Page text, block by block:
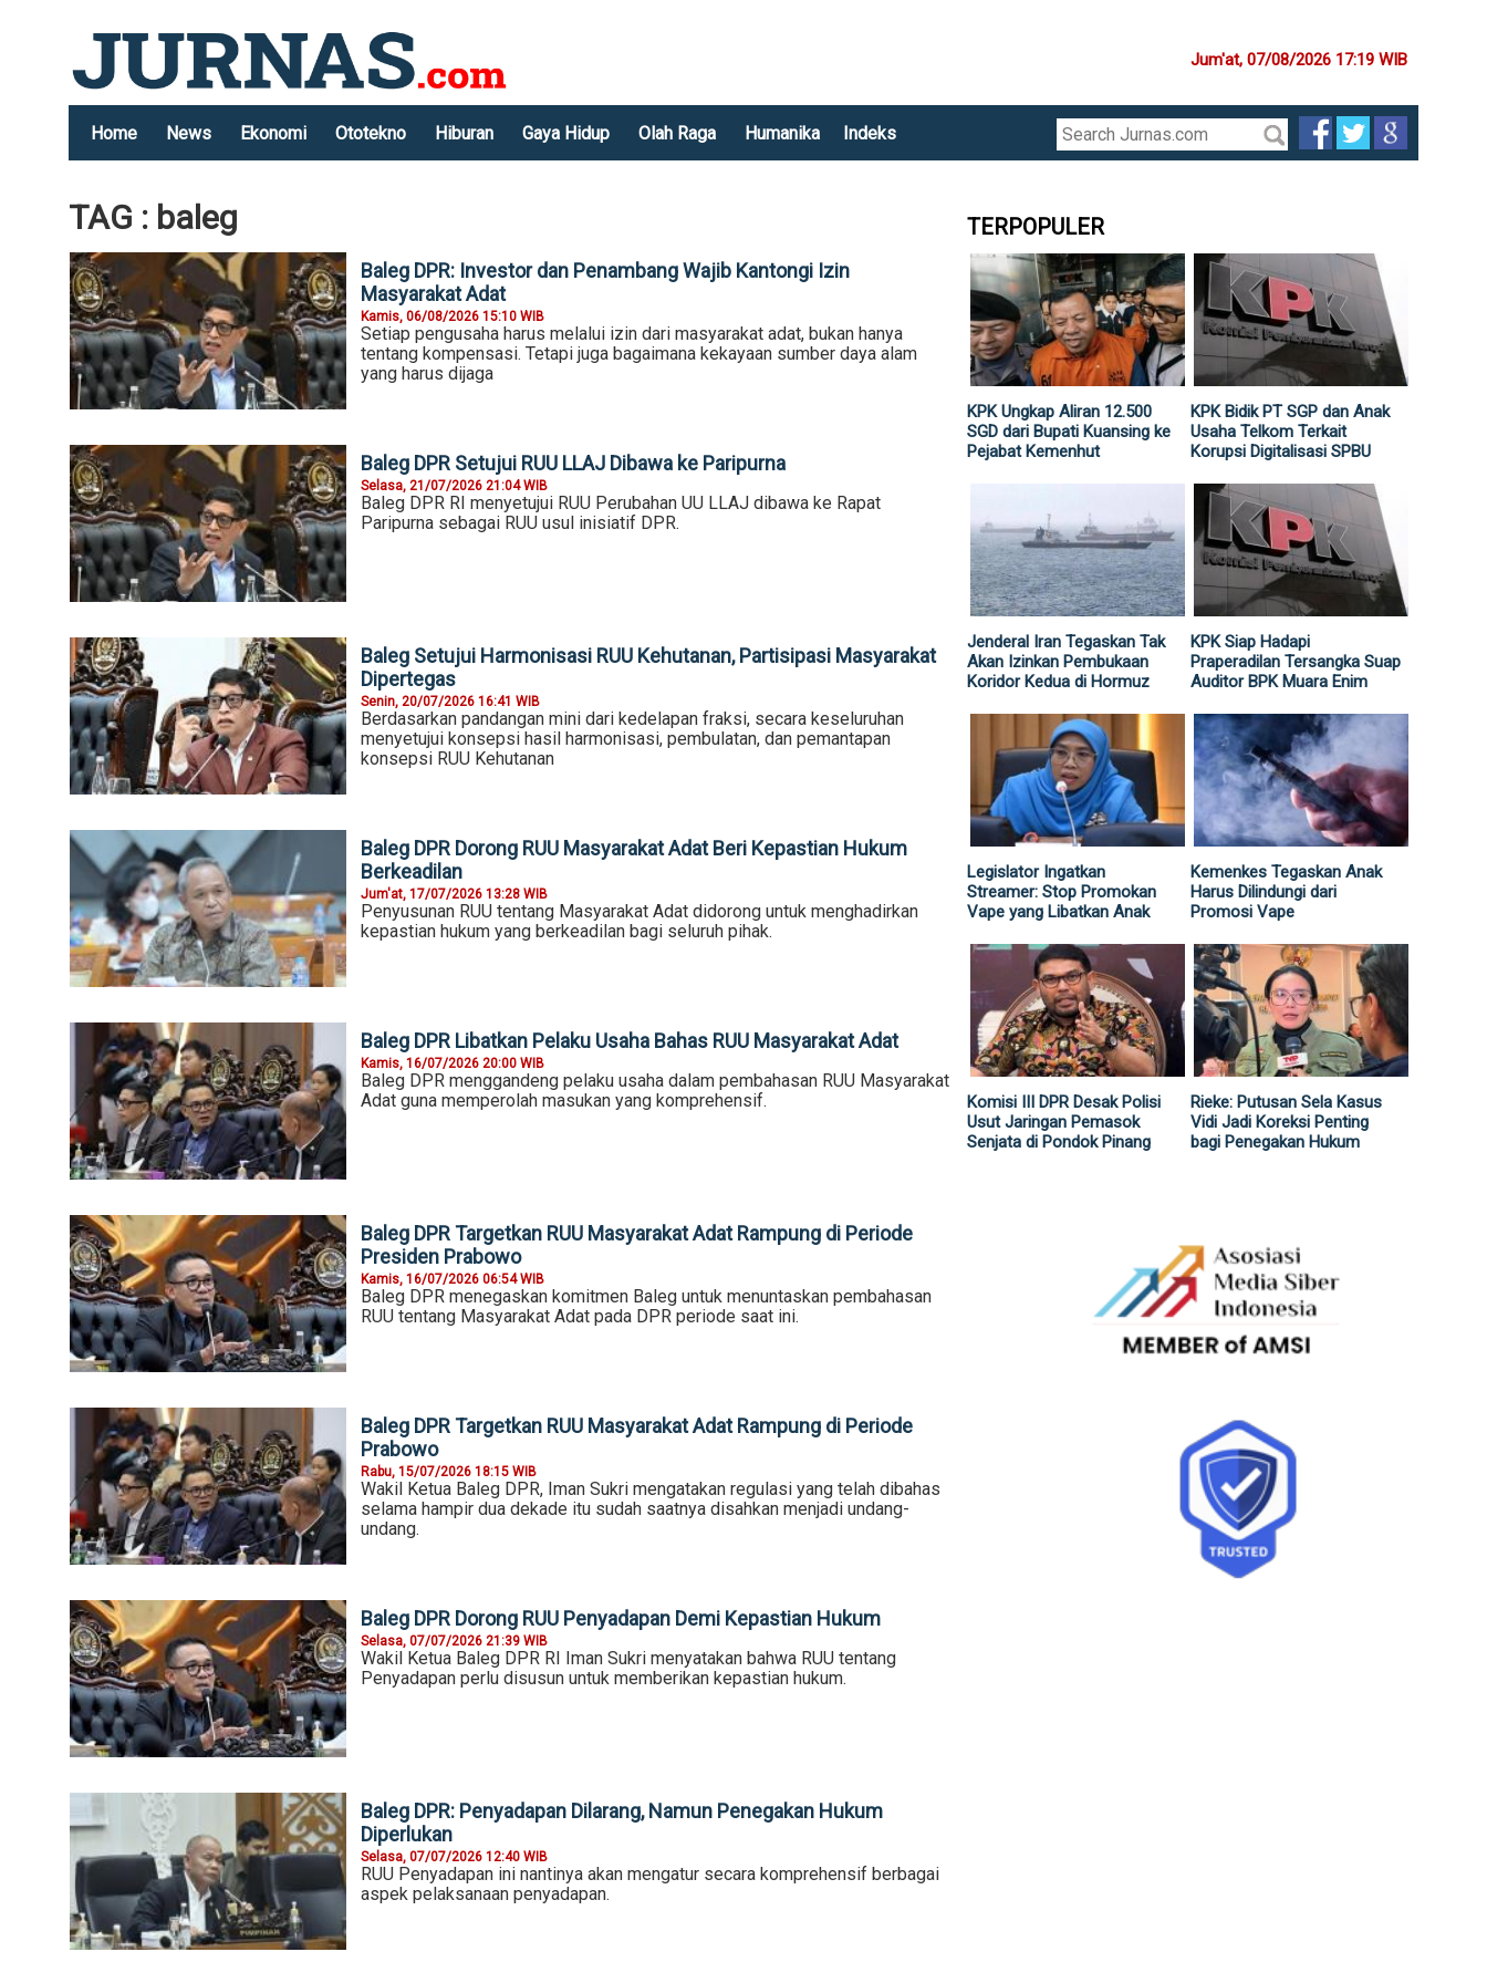
Jum'at, 07/08/2026 17:19 WIB
Home News Ekonomi Ototekno Hiburan Gaya Hidup Olah Raga Humanika Indeks
TAG : baleg
Baleg DPR: Investor dan Penambang Wajib Kantongi Izin
Masyarakat Adat
Kamis, 06/08/2026 15:10 WIB
Setiap pengusaha harus melalui izin dari masyarakat adat, bukan hanya
tentang kompensasi. Tetapi juga bagaimana kekayaan sumber daya alam
yang harus dijaga
Baleg DPR Setujui RUU LLAJ Dibawa ke Paripurna
Selasa, 21/07/2026 21:04 WIB
Baleg DPR RI menyetujui RUU Perubahan UU LLAJ dibawa ke Rapat
Paripurna sebagai RUU usul inisiatif DPR.
Baleg Setujui Harmonisasi RUU Kehutanan, Partisipasi Masyarakat
Dipertegas
Senin, 20/07/2026 16:41 WIB
Berdasarkan pandangan mini dari kedelapan fraksi, secara keseluruhan
menyetujui konsepsi hasil harmonisasi, pembulatan, dan pemantapan
konsepsi RUU Kehutanan
Baleg DPR Dorong RUU Masyarakat Adat Beri Kepastian Hukum
Berkeadilan
Jum'at, 17/07/2026 13:28 WIB
Penyusunan RUU tentang Masyarakat Adat didorong untuk menghadirkan
kepastian hukum yang berkeadilan bagi seluruh pihak.
Baleg DPR Libatkan Pelaku Usaha Bahas RUU Masyarakat Adat
Kamis, 16/07/2026 20:00 WIB
Baleg DPR menggandeng pelaku usaha dalam pembahasan RUU Masyarakat
Adat guna memperolah masukan yang komprehensif.
Baleg DPR Targetkan RUU Masyarakat Adat Rampung di Periode
Presiden Prabowo
Kamis, 16/07/2026 06:54 WIB
Baleg DPR menegaskan komitmen Baleg untuk menuntaskan pembahasan
RUU tentang Masyarakat Adat pada DPR periode saat ini.
Baleg DPR Targetkan RUU Masyarakat Adat Rampung di Periode
Prabowo
Rabu, 15/07/2026 18:15 WIB
Wakil Ketua Baleg DPR, Iman Sukri mengatakan regulasi yang telah dibahas
selama hampir dua dekade itu sudah saatnya disahkan menjadi undang-
undang.
Baleg DPR Dorong RUU Penyadapan Demi Kepastian Hukum
Selasa, 07/07/2026 21:39 WIB
Wakil Ketua Baleg DPR RI Iman Sukri menyatakan bahwa RUU tentang
Penyadapan perlu disusun untuk memberikan kepastian hukum.
Baleg DPR: Penyadapan Dilarang, Namun Penegakan Hukum
Diperlukan
Selasa, 07/07/2026 12:40 WIB
RUU Penyadapan ini nantinya akan mengatur secara komprehensif berbagai
aspek pelaksanaan penyadapan.
TERPOPULER
KPK Ungkap Aliran 12.500
SGD dari Bupati Kuansing ke
Pejabat Kemenhut
KPK Bidik PT SGP dan Anak
Usaha Telkom Terkait
Korupsi Digitalisasi SPBU
Jenderal Iran Tegaskan Tak
Akan Izinkan Pembukaan
Koridor Kedua di Hormuz
KPK Siap Hadapi
Praperadilan Tersangka Suap
Auditor BPK Muara Enim
Legislator Ingatkan
Streamer: Stop Promokan
Vape yang Libatkan Anak
Kemenkes Tegaskan Anak
Harus Dilindungi dari
Promosi Vape
Komisi III DPR Desak Polisi
Usut Jaringan Pemasok
Senjata di Pondok Pinang
Rieke: Putusan Sela Kasus
Vidi Jadi Koreksi Penting
bagi Penegakan Hukum